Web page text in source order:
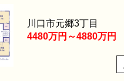
川口市元郷3丁目
4480万円～4880万円